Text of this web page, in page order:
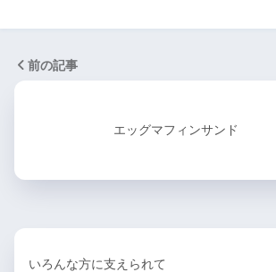
前の記事
エッグマフィンサンド
いろんな方に支えられて